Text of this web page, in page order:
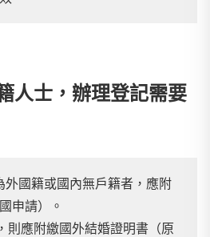
人士，辦理登記需要
外國籍或國內無戶籍者，應附
申請）。
則應附繳國外結婚證明書（原